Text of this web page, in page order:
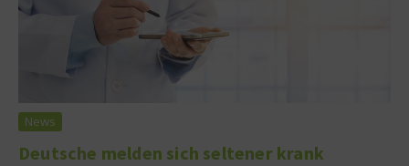
News
Deutsche melden sich seltener krank